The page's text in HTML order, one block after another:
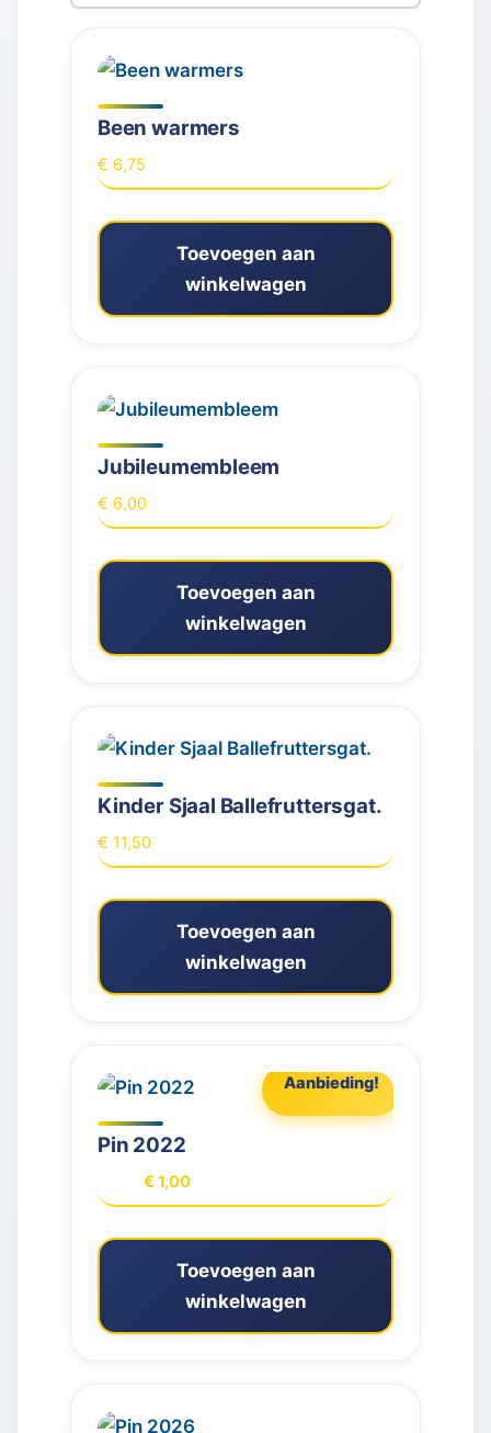
Been warmers
€ 6,75
Toevoegen aan
winkelwagen
Jubileumembleem
€ 6,00
Toevoegen aan
winkelwagen
Kinder Sjaal Ballefruttersgat.
€ 11,50
Toevoegen aan
winkelwagen
Aanbieding!
Pin 2022
Oorspronkelijke
prijs
was:
€ 3,00.
€ 1,00Huidige
prijs
is:
Toevoegen aan
winkelwagen